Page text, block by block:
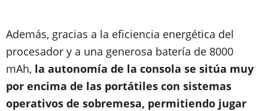
Además, gracias a la eficiencia energética del
procesador y a una generosa batería de 8000
mAh, la autonomía de la consola se sitúa muy
por encima de las portátiles con sistemas
operativos de sobremesa, permitiendo jugar